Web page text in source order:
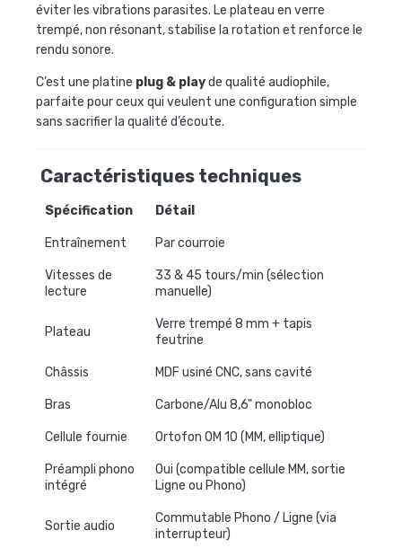
éviter les vibrations parasites. Le plateau en verre
trempé, non résonant, stabilise la rotation et renforce le
rendu sonore.
C’est une platine plug & playde qualité audiophile,
parfaite pour ceux qui veulent une configuration simple
sans sacrifier la qualité d’écoute.
Caractéristiques techniques
Spécification Détail
Entraînement Par courroie
Vitesses de
lecture
33 & 45 tours/min (sélection
manuelle)
Plateau
Verre trempé 8 mm + tapis
feutrine
Châssis MDF usiné CNC, sans cavité
Bras Carbone/Alu 8,6" monobloc
Cellule fournie Ortofon OM 10 (MM, elliptique)
Préampli phono
intégré
Oui (compatible cellule MM, sortie
Ligne ou Phono)
Sortie audio
Commutable Phono / Ligne (via
interrupteur)